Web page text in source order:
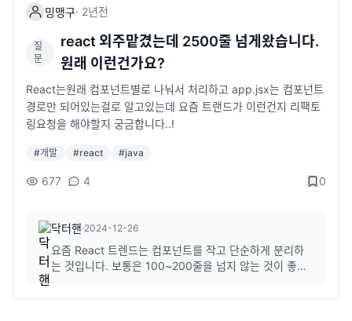
밍맹구· 2년전
질
문
react 외주맡겼는데 2500줄 넘게왔습니다.
원래 이런건가요?
React는원래 컴포넌트별로 나눠서 처리하고 app.jsx는 컴포넌트
경로만 되어있는걸로 알고있는데 요즘 트랜드가 이런건지 리팩토
링요청을 해야할지 궁금합니다..!
#개발 #react #java
677 4 0
닥터핸·2024-12-26
요즘 React 트렌드는 컴포넌트를 작고 단순하게 분리하
는 것입니다. 보통은 100~200줄을 넘지 않는 것이 좋습
가 안되어있거나, 라이브러리를 제대로 활용하지 않았을